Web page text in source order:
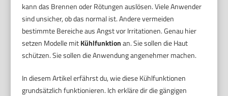
kann das Brennen oder Rötungen auslösen. Viele Anwender
sind unsicher, ob das normal ist. Andere vermeiden
bestimmte Bereiche aus Angst vor Irritationen. Genau hier
setzen Modelle mitKühlfunktionan. Sie sollen die Haut
schützen. Sie sollen die Anwendung angenehmer machen.
In diesem Artikel erfährst du, wie diese Kühlfunktionen
grundsätzlich funktionieren. Ich erkläre dir die gängigen